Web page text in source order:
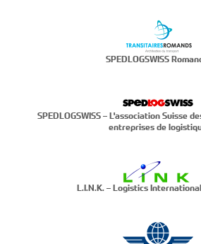
SPEDLOGSWISS
SPEDLOGSWISS – L'association Suisse
entreprises de
L.I.N.K. – Logistics